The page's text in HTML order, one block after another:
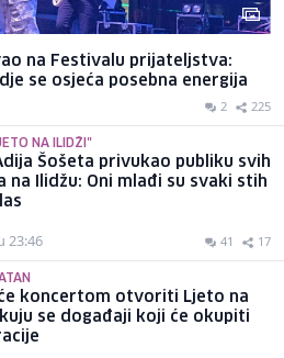
na Festivalu prijateljstva:
se osjeća posebna energija
2 225
NA ILIDŽI"
Šošeta privukao publiku svih
na Ilidžu: Oni mlađi su svaki stih
23:46 41 17
koncertom otvoriti Ljeto na
se događaji koji će okupiti